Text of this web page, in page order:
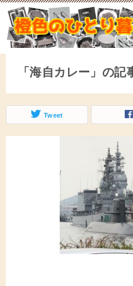
ひとり暮らしをしながら、気づ
となどをアップしていきます。
「海自カレー」の記
Tweet